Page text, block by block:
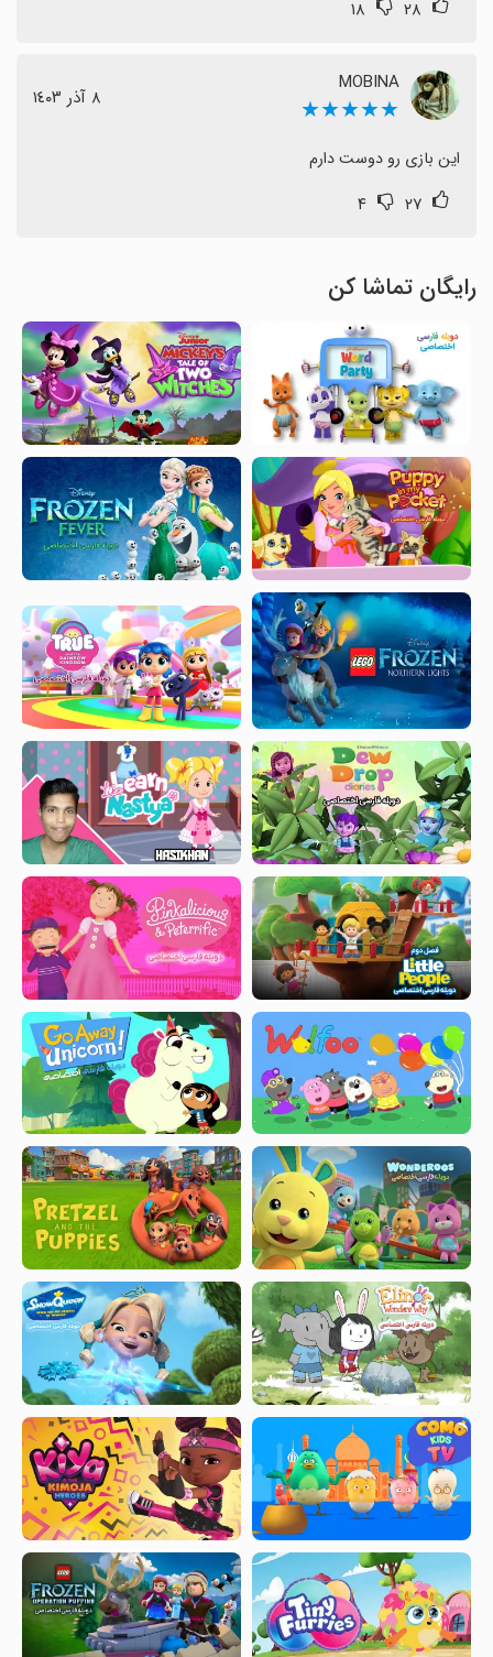
۲۸ ۱۸
MOBINA
★★★★★ ٨ آذر ١٤٠٣
این بازی رو دوست دارم
۲۷ ۴
رایگان تماشا کن